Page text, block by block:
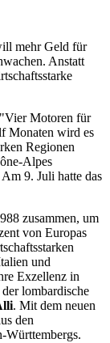
mehr Geld für
Anstatt
Motoren für
Monaten wird es
Regionen
Alpes
9. Juli hatte das
zusammen, um
von Europas
und
Exzellenz in
lombardische
. Mit dem neuen
den
Württembergs.